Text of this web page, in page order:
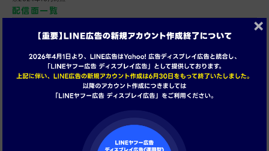
配信面一覧
LINEチラシ LINEポイントクラブ LINEクーポン LINEマイカード
LINE Monary LINEオープンチャット LINEファミリーアプリ
LINE公式アカウント アルバム LINE GAME公式アカウント
LINEスタンプショップ
LINE広告の配信面の詳細はこちら
目的に合わせた予算・配信設計